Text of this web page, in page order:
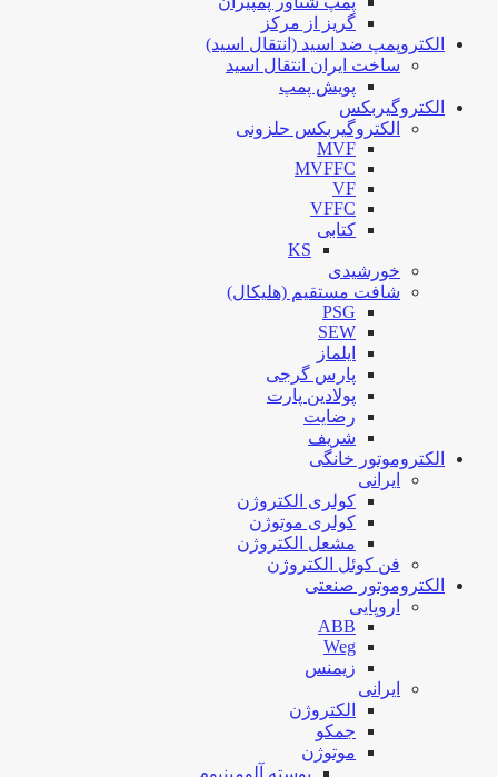
گریز از مرکز
الکتروپمپ ضد اسید (انتقال اسید)
ساخت ایران انتقال اسید
پویش پمپ
الکتروگیربکس
الکتروگیربکس حلزونی
MVF
MVFFC
VF
VFFC
کتابی
KS
خورشیدی
شافت مستقیم (هلیکال)
PSG
SEW
ایلماز
پارس گرجی
پولادین پارت
رضایت
شریف
الکتروموتور خانگی
ایرانی
کولری الکتروژن
کولری موتوژن
مشعل الکتروژن
فن کوئل الکتروژن
الکتروموتور صنعتی
اروپایی
ABB
Weg
زیمنس
ایرانی
الکتروژن
جمکو
موتوژن
پوسته آلومینیوم